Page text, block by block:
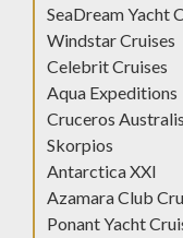
SeaDream Yacht
Windstar Cruises
Celebrit Cruises
Aqua Expeditions
Cruceros Australis
Skorpios
Antarctica XXI
Azamara Club
Ponant Yacht